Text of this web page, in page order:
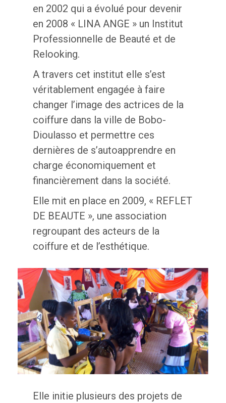
en 2002 qui a évolué pour devenir
en 2008 « LINA ANGE » un Institut
Professionnelle de Beauté et de
Relooking.
A travers cet institut elle s’est
véritablement engagée à faire
changer l’image des actrices de la
coiffure dans la ville de Bobo-
Dioulasso et permettre ces
dernières de s’autoapprendre en
charge économiquement et
financièrement dans la société.
Elle mit en place en 2009, « REFLET
DE BEAUTE », une association
regroupant des acteurs de la
coiffure et de l’esthétique.
Elle initie plusieurs des projets de